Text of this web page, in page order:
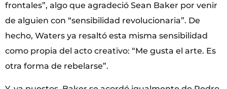
frontales”, algo que agradeció Sean Baker por venir
de alguien con “sensibilidad revolucionaria”. De
hecho, Waters ya resaltó esta misma sensibilidad
como propia del acto creativo: “Me gusta el arte. Es
otra forma de rebelarse”.